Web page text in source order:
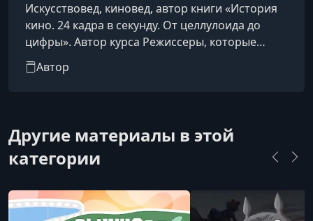
Искусствовед, киновед, автор книги «История
кино. 24 кадра в секунду. От целлулоида до
цифры». Автор курса Режиссеры, которые
изменили кино.
Автор
Другие материалы в этой
категории